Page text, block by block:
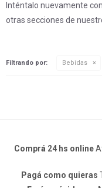
Inténtalo nuevamente
otras secciones de
Filtrando por: Bebidas
Comprá 24 hs online
Pagá como quieras